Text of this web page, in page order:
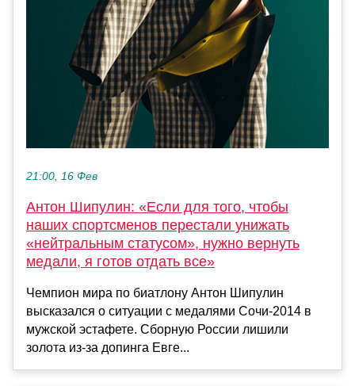
21:00, 16 Фев
Антон Шипулин: «Если для того, чтобы
наших спортсменов перестали унижать
«нейтральным статусом», нужно вернуть
медали, я готов отдать все»
Чемпион мира по биатлону Антон Шипулин
высказался о ситуации с медалями Сочи-2014 в
мужской эстафете. Сборную России лишили
золота из-за допинга Евге...